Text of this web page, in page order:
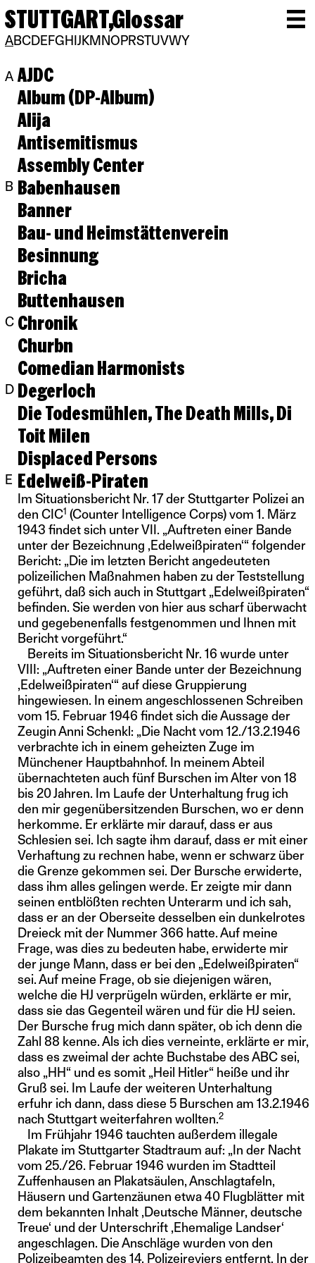
STUTTGART,Glossar
ABCDEFGH JKM NOPRSTUVWY
A AJDC
Album (DP-Album)
Alija
Antisemitismus
Assembly Center
B Babenhausen
Banner
Bau- und Heimstättenverein
Besinnung
Bricha
Buttenhausen
C Chronik
Churbn
Comedian Harmonists
D Degerloch
Die Todesmühlen, The Death Mills, Di
Toit Milen
Displaced Persons
E Edelweiß-Piraten
Im Situationsbericht Nr. 17 der Stuttgarter Polizei an
den CIC1 (Counter Intelligence Corps) vom 1. März
1943 findet sich unter VII. „Auftreten einer Bande
unter der Bezeichnung ,Edelweißpiraten‘“ folgender
Bericht: „Die im letzten Bericht angedeuteten
polizeilichen Maßnahmen haben zu der Teststellung
geführt, daß sich auch in Stuttgart „Edelweißpiraten“
befinden. Sie werden von hier aus scharf überwacht
und gegebenenfalls festgenommen und Ihnen mit
Bericht vorgeführt.“
Bereits im Situationsbericht Nr. 16 wurde unter
VIII: „Auftreten einer Bande unter der Bezeichnung
,Edelweißpiraten‘“ auf diese Gruppierung
hingewiesen. In einem angeschlossenen Schreiben
vom 15. Februar 1946 findet sich die Aussage der
Zeugin Anni Schenkl: „Die Nacht vom 12./13.2.1946
verbrachte ich in einem geheizten Zuge im
Münchener Hauptbahnhof. In meinem Abteil
übernachteten auch fünf Burschen im Alter von 18
bis 20 Jahren. Im Laufe der Unterhaltung frug ich
den mir gegenübersitzenden Burschen, wo er denn
herkomme. Er erklärte mir darauf, dass er aus
Schlesien sei. Ich sagte ihm darauf, dass er mit einer
Verhaftung zu rechnen habe, wenn er schwarz über
die Grenze gekommen sei. Der Bursche erwiderte,
dass ihm alles gelingen werde. Er zeigte mir dann
seinen entblößten rechten Unterarm und ich sah,
dass er an der Oberseite desselben ein dunkelrotes
Dreieck mit der Nummer 366 hatte. Auf meine
Frage, was dies zu bedeuten habe, erwiderte mir
der junge Mann, dass er bei den „Edelweißpiraten“
sei. Auf meine Frage, ob sie diejenigen wären,
welche die HJ verprügeln würden, erklärte er mir,
dass sie das Gegenteil wären und für die HJ seien.
Der Bursche frug mich dann später, ob ich denn die
Zahl 88 kenne. Als ich dies verneinte, erklärte er mir,
dass es zweimal der achte Buchstabe des ABC sei,
also „HH“ und es somit „Heil Hitler“ heiße und ihr
Gruß sei. Im Laufe der weiteren Unterhaltung
erfuhr ich dann, dass diese 5 Burschen am 13.2.1946
nach Stuttgart weiterfahren wollten.2
Im Frühjahr 1946 tauchten außerdem illegale
Plakate im Stuttgarter Stadtraum auf: „In der Nacht
vom 25./26. Februar 1946 wurden im Stadtteil
Zuffenhausen an Plakatsäulen, Anschlagtafeln,
Häusern und Gartenzäunen etwa 40 Flugblätter mit
dem bekannten Inhalt ,Deutsche Männer, deutsche
Treue‘ und der Unterschrift ,Ehemalige Landser‘
angeschlagen. Die Anschläge wurden von den
Polizeibeamten des 14. Polizeireviers entfernt. In der